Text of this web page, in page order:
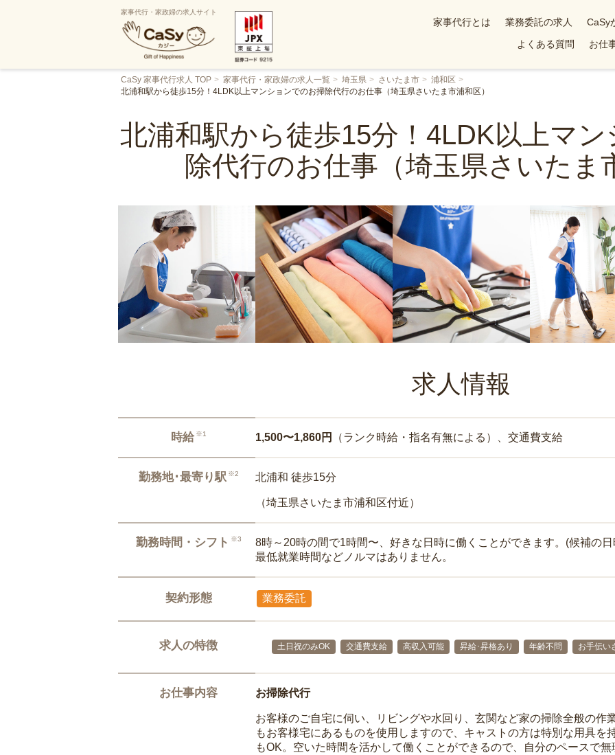
家事代行・家政婦の求人サイト
家事代行とは 業務委託の求人 CaSy
よくある質問
お仕
CaSy 家事代行求人 TOP 家事代行・家政婦の求人一覧 埼玉県 さいたま市
浦和区
北浦和駅から徒歩15分！4LDK以上マンションでのお掃除代行のお仕事（埼玉県さいたま市浦和区）
北浦和駅から徒歩15分！4LDK以上マ
除代行のお仕事（埼玉県さいたま
求人情報
時給 ※1 1,500〜1,860円 （ランク時給・指名有無による）、交通費支給
勤務地･最寄り駅 ※2 北浦和 徒歩15分
（埼玉県さいたま市浦和区付近）
勤務時間・シフト ※3
8時～20時の間で1時間〜、好きな日時に働くことができます。(候補の
最低就業時間などノルマはありません。
契約形態 業務委託
求人の特徴 土日祝のみOK 交通費支給 高収入可能 昇給･昇格あり 年齢不問 お手伝い
お仕事内容 お掃除代行
お客様のご自宅に伺い、リビングや水回り、玄関など家の掃除全般の作
もお客様宅にあるものを使用しますので、キャストの方は特別な用具を
もOK。空いた時間を活かして働くことができるので、自分のペースで